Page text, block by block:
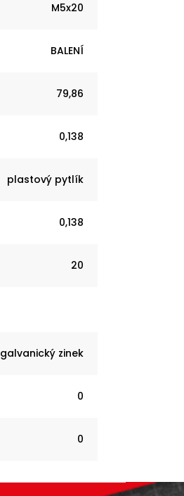
M5x20
BALENÍ
79,86
0,138
plastový pytlík
0,138
20
galvanický zinek
0
0